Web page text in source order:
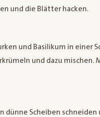
und die Blätter hacken.
und Basilikum in einer
und dazu
dünne Scheiben